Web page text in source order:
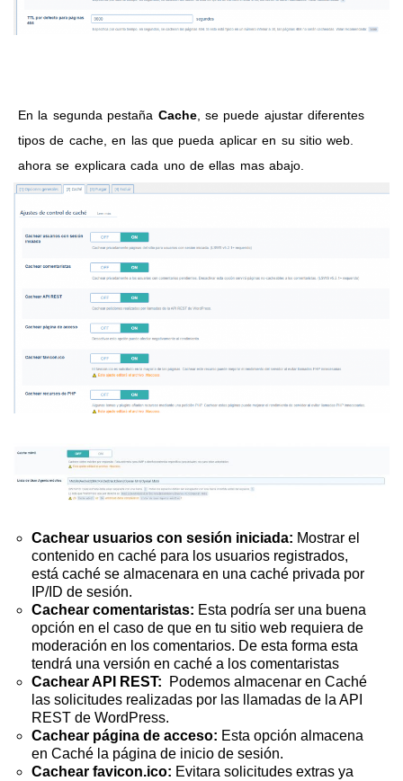
En la segunda pestaña Cache, se puede ajustar diferentes
tipos de cache, en las que pueda aplicar en su sitio web.
ahora se explicara cada uno de ellas mas abajo.
Cachear usuarios con sesión iniciada: Mostrar el
contenido en caché para los usuarios registrados,
está caché se almacenara en una caché privada por
IP/ID de sesión.
Cachear comentaristas: Esta podría ser una buena
opción en el caso de que en tu sitio web requiera de
moderación en los comentarios. De esta forma esta
tendrá una versión en caché a los comentaristas
Cachear API REST: Podemos almacenar en Caché
las solicitudes realizadas por las llamadas de la API
REST de WordPress.
Cachear página de acceso: Esta opción almacena
en Caché la página de inicio de sesión.
Cachear favicon.ico: Evitara solicitudes extras ya